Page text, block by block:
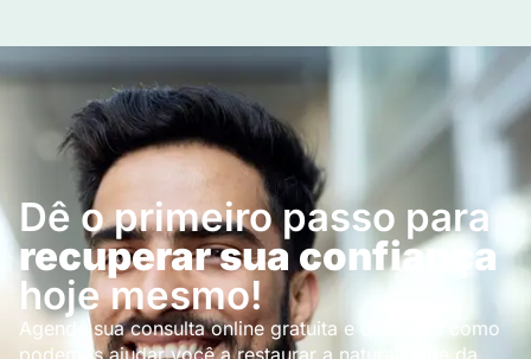
Dê o primeiro passo para
recuperar sua confiança
hoje mesmo!
Agende sua consulta online gratuita e descubra como
podemos ajudar você a restaurar a naturalidade da